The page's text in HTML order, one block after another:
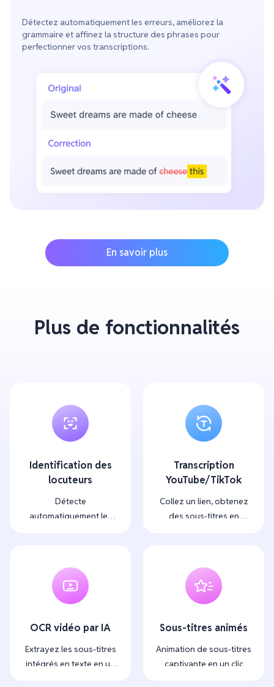
Détectez automatiquement les erreurs, améliorez la
grammaire et affinez la structure des phrases pour
perfectionner vos transcriptions.
En savoir plus
Plus de fonctionnalités
Identification des
locuteurs
Détecte
automatiquement les
Transcription
YouTube/TikTok
Collez un lien, obtenez
des sous-titres en
OCR vidéo par IA
Extrayez les sous-titres
intégrés en texte en un
Sous-titres animés
Animation de sous-titres
captivante en un clic